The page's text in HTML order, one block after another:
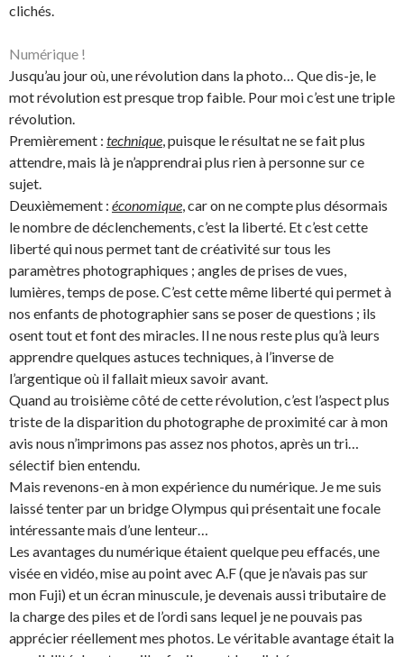
clichés.
Numérique !
Jusqu’au jour où, une révolution dans la photo… Que dis-je, le
mot révolution est presque trop faible. Pour moi c’est une triple
révolution.
Premièrement : technique, puisque le résultat ne se fait plus
attendre, mais là je n’apprendrai plus rien à personne sur ce
sujet.
Deuxièmement : économique, car on ne compte plus désormais
le nombre de déclenchements, c’est la liberté. Et c’est cette
liberté qui nous permet tant de créativité sur tous les
paramètres photographiques ; angles de prises de vues,
lumières, temps de pose. C’est cette même liberté qui permet à
nos enfants de photographier sans se poser de questions ; ils
osent tout et font des miracles. Il ne nous reste plus qu’à leurs
apprendre quelques astuces techniques, à l’inverse de
l’argentique où il fallait mieux savoir avant.
Quand au troisième côté de cette révolution, c’est l’aspect plus
triste de la disparition du photographe de proximité car à mon
avis nous n’imprimons pas assez nos photos, après un tri…
sélectif bien entendu.
Mais revenons-en à mon expérience du numérique. Je me suis
laissé tenter par un bridge Olympus qui présentait une focale
intéressante mais d’une lenteur…
Les avantages du numérique étaient quelque peu effacés, une
visée en vidéo, mise au point avec A.F (que je n’avais pas sur
mon Fuji) et un écran minuscule, je devenais aussi tributaire de
la charge des piles et de l’ordi sans lequel je ne pouvais pas
apprécier réellement mes photos. Le véritable avantage était la